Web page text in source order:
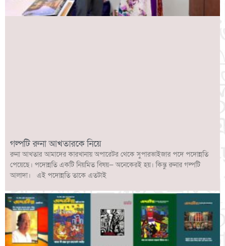
গল্পটি রুনা আখতারকে নিয়ে
রুনা আখতার আমাদের কারখানায় অপারেটর থেকে সুপারভাইজার পদে পদোন্নতি
পেয়েছে। পদোন্নতি একটি নিয়মিত বিষয়— অনেকেরই হয়। কিন্তু রুনার গল্পটি
আলাদা। এই পদোন্নতি তাকে এতটাই